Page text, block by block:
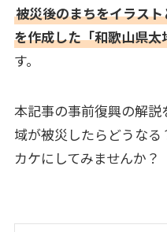
被災後のまちをイラス
を作成した「和歌山県太
す。
本記事の事前復興の解
域が被災したらどうなる
カケにしてみませんか？